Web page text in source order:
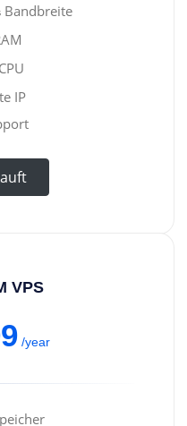
Bandbreite
IP
VPS
/year